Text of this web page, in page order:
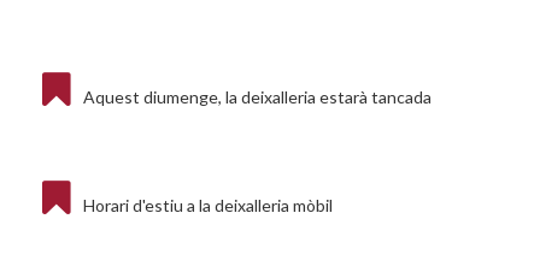
Aquest diumenge, la deixalleria estarà tancada
Horari d'estiu a la deixalleria mòbil